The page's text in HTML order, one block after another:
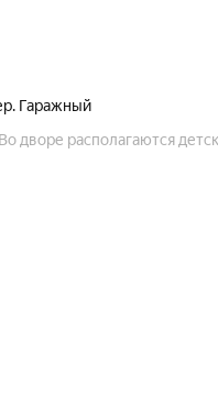
Гаражный
дворе располагаются